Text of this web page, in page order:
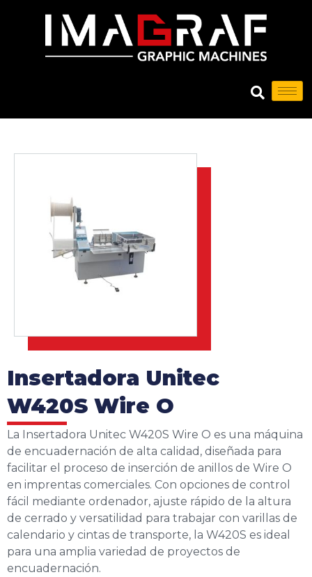
Insertadora Unitec
W420S Wire O
La Insertadora Unitec W420S Wire O es una máquina
de encuadernación de alta calidad, diseñada para
facilitar el proceso de inserción de anillos de Wire O
en imprentas comerciales. Con opciones de control
fácil mediante ordenador, ajuste rápido de la altura
de cerrado y versatilidad para trabajar con varillas de
calendario y cintas de transporte, la W420S es ideal
para una amplia variedad de proyectos de
encuadernación.